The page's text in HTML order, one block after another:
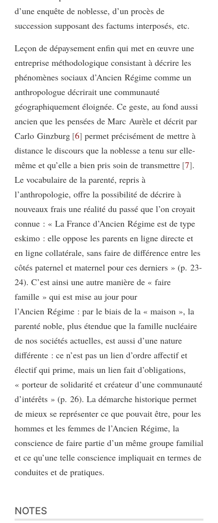
d’une enquête de noblesse, d’un procès de
succession supposant des factums interposés, etc.
Leçon de dépaysement enfin qui met en œuvre une
entreprise méthodologique consistant à décrire les
phénomènes sociaux d’Ancien Régime comme un
anthropologue décrirait une communauté
géographiquement éloignée. Ce geste, au fond aussi
ancien que les pensées de Marc Aurèle et décrit par
Carlo Ginzburg 6 permet précisément de mettre à
distance le discours que la noblesse a tenu sur elle-
même et qu’elle a bien pris soin de transmettre 7 .
Le vocabulaire de la parenté, repris à
l’anthropologie, offre la possibilité de décrire à
nouveaux frais une réalité du passé que l’on croyait
connue : « La France d’Ancien Régime est de type
eskimo : elle oppose les parents en ligne directe et
en ligne collatérale, sans faire de différence entre les
côtés paternel et maternel pour ces derniers » (p. 23-
24). C’est ainsi une autre manière de « faire
famille » qui est mise au jour pour
l’Ancien Régime : par le biais de la « maison », la
parenté noble, plus étendue que la famille nucléaire
de nos sociétés actuelles, est aussi d’une nature
différente : ce n’est pas un lien d’ordre affectif et
électif qui prime, mais un lien fait d’obligations,
« porteur de solidarité et créateur d’une communauté
d’intérêts » (p. 26). La démarche historique permet
de mieux se représenter ce que pouvait être, pour les
hommes et les femmes de l’Ancien Régime, la
conscience de faire partie d’un même groupe familial
et ce qu’une telle conscience impliquait en termes de
conduites et de pratiques.
NOTES